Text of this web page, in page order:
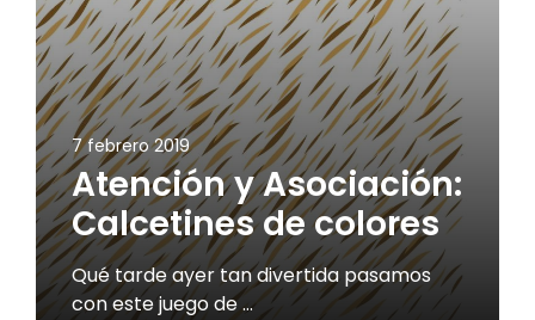
7 febrero 2019
Atención y Asociación:
Calcetines de colores
Qué tarde ayer tan divertida pasamos
con este juego de …